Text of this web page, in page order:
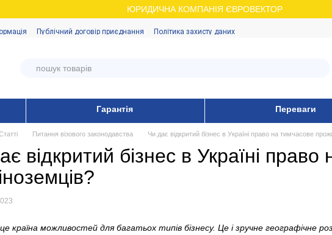
ЮРИДИЧНА КОМПАНІЯ ЄВРОВЕКТОР
Публічний договір приєднання Політика захисту даних
Гарантія Переваги
Питання візового законодавства Чи дає відкритий бізнес в Україні право на тимчасове
відкритий бізнес в Україні
країна можливостей для багатьох типів бізнесу. Це і зручне географічне